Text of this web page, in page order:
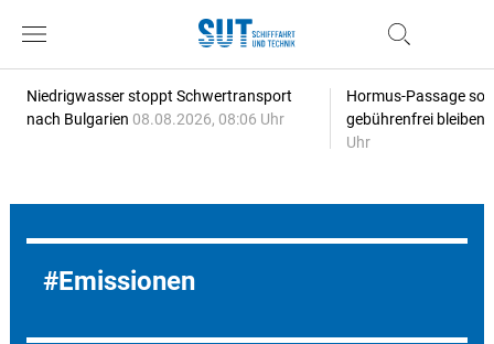
Niedrigwasser stoppt Schwertransport
nach Bulgarien 08.08.2026, 08:06 Uhr
Hormus-Passage
gebührenfrei bleiben
Uhr
Emissionen